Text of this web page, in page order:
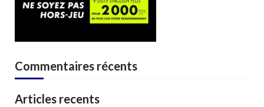
Commentaires récents
Articles recents